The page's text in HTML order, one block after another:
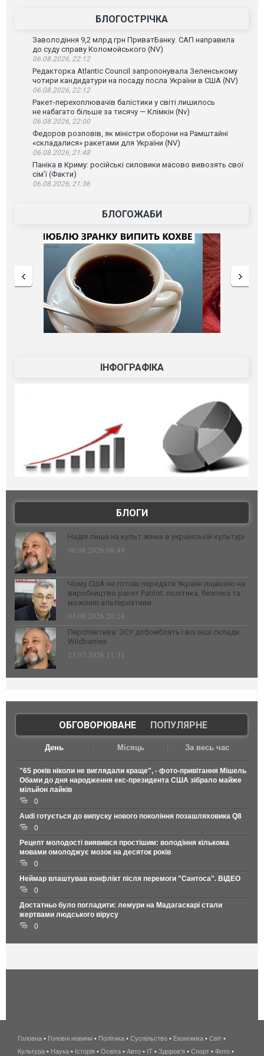
БЛОГОСТРІЧКА
Заволодіння 9,2 млрд грн ПриватБанку. САП направила
до суду справу Коломойського (NV)
06.08.2026, 22:12
Редакторка Atlantic Council запропонувала Зеленському
чотири кандидатури на посаду посла України в США (NV)
06.08.2026, 22:12
Ракет-перехоплювачів балістики у світі лишилось
не набагато більше за тисячу — Клімкін (Nv)
06.08.2026, 22:00
Федоров розповів, як міністри оборони на Рамштайні
«складалися» ракетами для України (NV)
06.08.2026, 21:48
Паніка в Криму: російські силовики масово вивозять свої
сім’ї (Факти)
06.08.2026, 21:36
БЛОГОЖАБИ
ІНФОГРАФІКА
БЛОГИ
Надія лише на культ жінки в українській культурі
06.08.2026 08:49
Чому США не готові передати Україні ліцензію на
виробництво ракет Patriot: політика, безпека та
можливі альтернативи
03.08.2026 20:24
Перспектива: ЗСУ добомблять і всі інші склади
Wildberries
23.07.2026 11:31
ОБГОВОРЮВАНЕ| ПОПУЛЯРНЕ
День Місяць За весь час
"65 років ніколи не виглядали краще", - фото-привітання Мішель
Обами до дня народження екс-президента США зібрало майже
мільйон лайків
0
Audi готується до випуску нового покоління позашляховика Q8
0
Рецепт молодості виявився простішим: володіння кількома
мовами омолоджує мозок на десяток років
0
Неймар влаштував конфлікт після перемоги "Сантоса". ВІДЕО
0
Достатньо було погладити: лемури на Мадагаскарі стали
жертвами людського вірусу
0
беспроводной
интернет
Головна • Головні новини • Політика • Суспільство • Економіка • Світ •
Культура • Наука • Історія • Освіта • Авто • IT • Здоров'я • Спорт • Фото •